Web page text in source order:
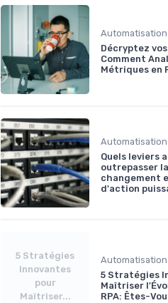
Automatisation
Décryptez
Comment
Métriques en
Automatisation
Quels leviers
outrepasser
changement
d'action
5 Stratégies
Innovantes
pour
Maîtriser...
Automatisation
5 Stratégies
Maîtriser
RPA: Êtes-